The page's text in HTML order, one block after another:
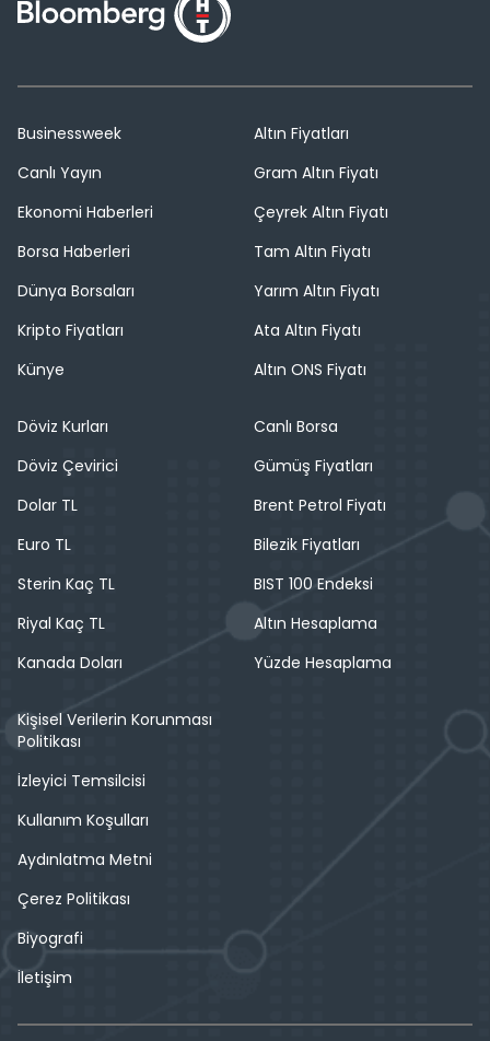
Businessweek
Canlı Yayın
Ekonomi Haberleri
Borsa Haberleri
Dünya Borsaları
Kripto Fiyatları
Künye
Altın Fiyatları
Gram Altın Fiyatı
Çeyrek Altın Fiyatı
Tam Altın Fiyatı
Yarım Altın Fiyatı
Ata Altın Fiyatı
Altın ONS Fiyatı
Döviz Kurları
Döviz Çevirici
Dolar TL
Euro TL
Sterin Kaç TL
Riyal Kaç TL
Kanada Doları
Canlı Borsa
Gümüş Fiyatları
Brent Petrol Fiyatı
Bilezik Fiyatları
BIST 100 Endeksi
Altın Hesaplama
Yüzde Hesaplama
Kişisel Verilerin Korunması
Politikası
İzleyici Temsilcisi
Kullanım Koşulları
Aydınlatma Metni
Çerez Politikası
Biyografi
İletişim